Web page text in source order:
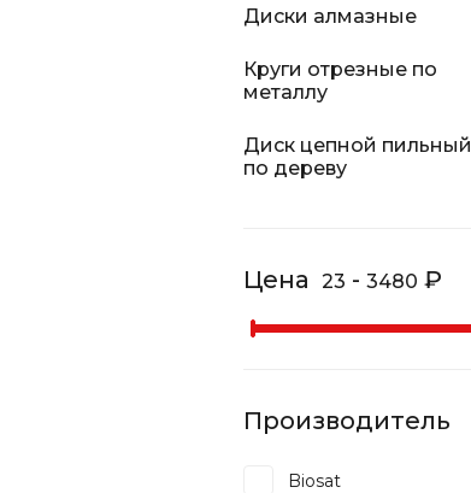
Диски алмазные
Круги отрезные по
металлу
Диск цепной пильный
по дереву
Цена 23 - 3480 ₽
Производитель
Biosat